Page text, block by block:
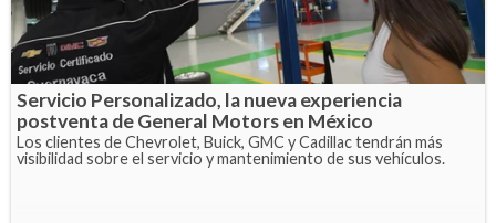
Servicio Personalizado, la nueva experiencia
postventa de General Motors en México
Los clientes de Chevrolet, Buick, GMC y Cadillac tendrán más
visibilidad sobre el servicio y mantenimiento de sus vehículos.